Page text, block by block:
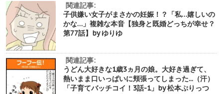
関連記事:
子供嫌い女子がまさかの妊娠！？「私…嬉しいの
かな…」複雑な本音【独身と既婚どっちが幸せ？
第77話】by ゆりゆ
関連記事:
うどん大好きな1歳3ヵ月の娘。大好き過ぎて、
熱いまま口いっぱいに頬張ってしまった...（汗）
「子育てバッチコイ！3話-1」by 松本ぷりっつ